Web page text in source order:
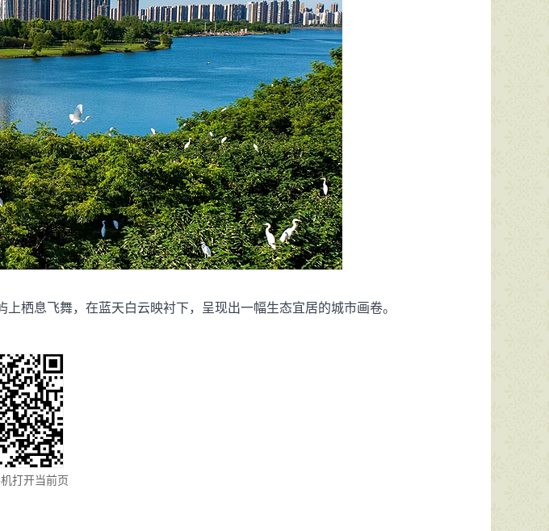
栖息飞舞，在蓝天白云映衬下，呈现出一幅生态宜居的城市画卷。
打开当前页